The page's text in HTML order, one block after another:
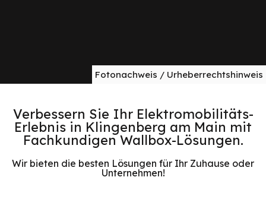
Fotonachweis / Urheberrechtshinweis
Verbessern Sie Ihr Elektromobilitäts-
Erlebnis in Klingenberg am Main mit
Fachkundigen Wallbox-Lösungen.
Wir bieten die besten Lösungen für Ihr Zuhause oder
Unternehmen!